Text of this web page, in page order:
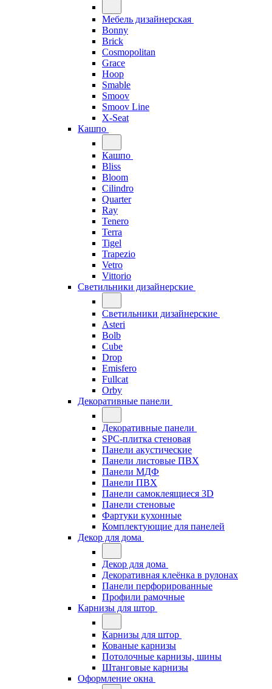
Мебель дизайнерская
Bonny
Brick
Cosmopolitan
Grace
Hoop
Smable
Smoov
Smoov Line
X-Seat
Кашпо
Кашпо
Bliss
Bloom
Cilindro
Quarter
Ray
Tenero
Terra
Tigel
Trapezio
Vetro
Vittorio
Светильники дизайнерские
Светильники дизайнерские
Asteri
Bolb
Cube
Drop
Emisfero
Fullcat
Orby
Декоративные панели
Декоративные панели
SPC-плитка стеновая
Панели акустические
Панели листовые ПВХ
Панели МДФ
Панели ПВХ
Панели самоклеящиеся 3D
Панели стеновые
Фартуки кухонные
Комплектующие для панелей
Декор для дома
Декор для дома
Декоративная клеёнка в рулонах
Панели перфорированные
Профили рамочные
Карнизы для штор
Карнизы для штор
Кованые карнизы
Потолочные карнизы, шины
Штанговые карнизы
Оформление окна